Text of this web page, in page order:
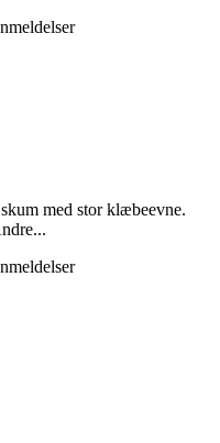
med stor klæbeevne.